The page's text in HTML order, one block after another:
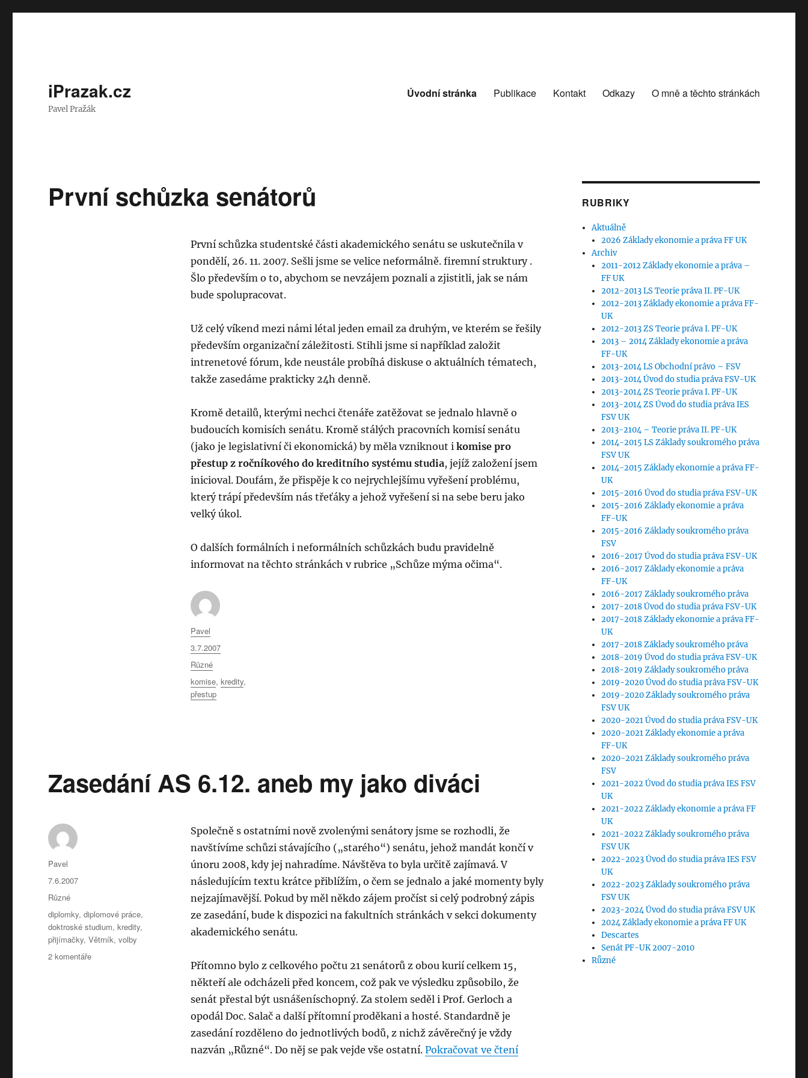
iPrazak.cz
Pavel Pražák
Úvodní stránka Publikace Kontakt Odkazy O mně a těchto stránkách
První schůzka senátorů
První schůzka studentské části akademického senátu se uskutečnila v
pondělí, 26. 11. 2007. Sešli jsme se velice neformálně. firemní struktury .
Šlo především o to, abychom se nevzájem poznali a zjistitli, jak se nám
bude spolupracovat.
Už celý víkend mezi námi létal jeden email za druhým, ve kterém se řešily
především organizační záležitosti. Stihli jsme si například založit
intrenetové fórum, kde neustále probíhá diskuse o aktuálních tématech,
takže zasedáme prakticky 24h denně.
Kromě detailů, kterými nechci čtenáře zatěžovat se jednalo hlavně o
budoucích komisích senátu. Kromě stálých pracovních komisí senátu
(jako je legislativní či ekonomická) by měla vzniknout i komise pro
přestup z ročníkového do kreditního systému studia, jejíž založení jsem
inicioval. Doufám, že přispěje k co nejrychlejšímu vyřešení problému,
který trápí především nás třeťáky a jehož vyřešení si na sebe beru jako
velký úkol.
O dalších formálních i neformálních schůzkách budu pravidelně
informovat na těchto stránkách v rubrice „Schůze mýma očima“.
Autor:
Pavel
Publikováno:
3.7.2007
Rubriky:
Různé
Štítky:
komise, kredity,
přestup
Zasedání AS 6.12. aneb my jako diváci
Společně s ostatními nově zvolenými senátory jsme se rozhodli, že
navštívíme schůzi stávajícího („starého“) senátu, jehož mandát končí v
únoru 2008, kdy jej nahradíme. Návštěva to byla určitě zajímavá. V
následujícím textu krátce přiblížím, o čem se jednalo a jaké momenty byly
nejzajímavější. Pokud by měl někdo zájem pročíst si celý podrobný zápis
ze zasedání, bude k dispozici na fakultních stránkách v sekci dokumenty
akademického senátu.
Přítomno bylo z celkového počtu 21 senátorů z obou kurií celkem 15,
někteří ale odcházeli před koncem, což pak ve výsledku způsobilo, že
senát přestal být usnášeníschopný. Za stolem seděl i Prof. Gerloch a
opodál Doc. Salač a další přítomní proděkani a hosté. Standardně je
zasedání rozděleno do jednotlivých bodů, z nichž závěrečný je vždy
nazván „Různé“. Do něj se pak vejde vše ostatní. Pokračovat ve čtení„Zasedání AS 6.12. aneb my jako diváci“
Autor:
Pavel
Publikováno:
7.6.2007
Rubriky:
Různé
Štítky:
diplomky,diplomové práce,
doktroské studium,kredity,
přijímačky,Větrník,volby
2 komentářeu
RUBRIKY
Aktuálně
2026 Základy ekonomie a práva FF UK
Archiv
2011-2012 Základy ekonomie a práva –
FF UK
2012-2013 LS Teorie práva II. PF-UK
2012-2013 Základy ekonomie a práva FF-
UK
2012-2013 ZS Teorie práva I. PF-UK
2013 – 2014 Základy ekonomie a práva
FF-UK
2013-2014 LS Obchodní právo – FSV
2013-2014 Úvod do studia práva FSV-UK
2013-2014 ZS Teorie práva I. PF-UK
2013-2014 ZS Úvod do studia práva IES
FSV UK
2013-2104 – Teorie práva II. PF-UK
2014-2015 LS Základy soukromého práva
FSV UK
2014-2015 Základy ekonomie a práva FF-
UK
2015-2016 Úvod do studia práva FSV-UK
2015-2016 Základy ekonomie a práva
FF-UK
2015-2016 Základy soukromého práva
FSV
2016-2017 Úvod do studia práva FSV-UK
2016-2017 Základy ekonomie a práva
FF-UK
2016-2017 Základy soukromého práva
2017-2018 Úvod do studia práva FSV-UK
2017-2018 Základy ekonomie a práva FF-
UK
2017-2018 Základy soukromého práva
2018-2019 Úvod do studia práva FSV-UK
2018-2019 Základy soukromého práva
2019-2020 Úvod do studia práva FSV-UK
2019-2020 Základy soukromého práva
FSV UK
2020-2021 Úvod do studia práva FSV-UK
2020-2021 Základy ekonomie a práva
FF-UK
2020-2021 Základy soukromého práva
FSV
2021-2022 Úvod do studia práva IES FSV
UK
2021-2022 Základy ekonomie a práva FF
UK
2021-2022 Základy soukromého práva
FSV UK
2022-2023 Úvod do studia práva IES FSV
UK
2022-2023 Základy soukromého práva
FSV UK
2023-2024 Úvod do studia práva FSV UK
2024 Základy ekonomie a práva FF UK
Descartes
Senát PF-UK 2007-2010
Různé